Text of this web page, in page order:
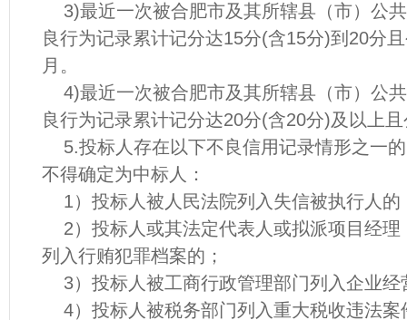
3)最近一次被合肥市及其所辖县（市）公
良行为记录累计记分达15分(含15分)到20分
月。
4)最近一次被合肥市及其所辖县（市）公
良行为记录累计记分达20分(含20分)及以上
5.投标人存在以下不良信用记录情形之一
不得确定为中标人：
1）投标人被人民法院列入失信被执行人的
2）投标人或其法定代表人或拟派项目经理
列入行贿犯罪档案的；
3）投标人被工商行政管理部门列入企业经
4）投标人被税务部门列入重大税收违法案